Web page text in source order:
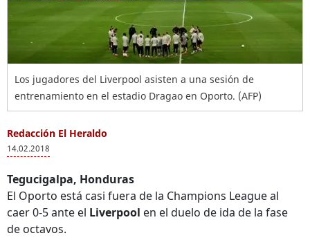
Los jugadores del Liverpool asisten a una sesión de
entrenamiento en el estadio Dragao en Oporto. (AFP)
Redacción El Heraldo
14.02.2018
Tegucigalpa, Honduras
El Oporto está casi fuera de la Champions League al
caer 0-5 ante el Liverpool en el duelo de ida de la fase
de octavos.